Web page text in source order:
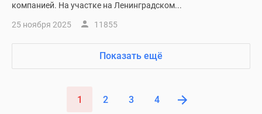
компанией. На участке на Ленинградском...
25 ноября 2025 11855
Показать ещё
1 2 3 4